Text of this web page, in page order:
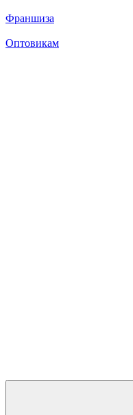
Франшиза
Оптовикам